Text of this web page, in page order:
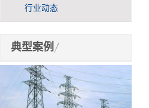
行业动态
典型案例